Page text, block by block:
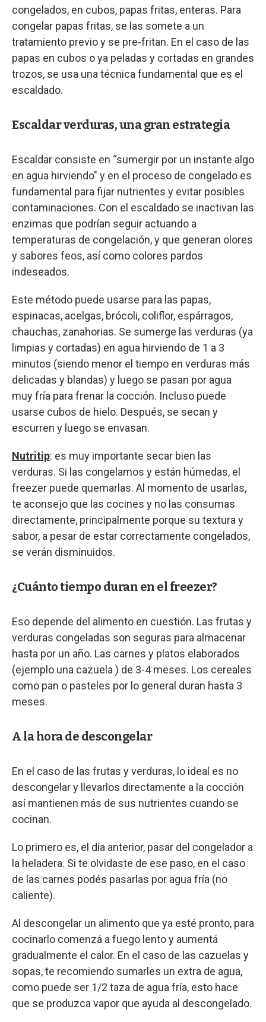
congelados, en cubos, papas fritas, enteras. Para
congelar papas fritas, se las somete a un
tratamiento previo y se pre-fritan. En el caso de las
papas en cubos o ya peladas y cortadas en grandes
trozos, se usa una técnica fundamental que es el
escaldado.
Escaldar verduras, una gran estrategia
Escaldar consiste en “sumergir por un instante algo
en agua hirviendo" y en el proceso de congelado es
fundamental para fijar nutrientes y evitar posibles
contaminaciones. Con el escaldado se inactivan las
enzimas que podrían seguir actuando a
temperaturas de congelación, y que generan olores
y sabores feos, así como colores pardos
indeseados.
Este método puede usarse para las papas,
espinacas, acelgas, brócoli, coliflor, espárragos,
chauchas, zanahorias. Se sumerge las verduras (ya
limpias y cortadas) en agua hirviendo de 1 a 3
minutos (siendo menor el tiempo en verduras más
delicadas y blandas) y luego se pasan por agua
muy fría para frenar la cocción. Incluso puede
usarse cubos de hielo. Después, se secan y
escurren y luego se envasan.
Nutritip: es muy importante secar bien las
verduras. Si las congelamos y están húmedas, el
freezer puede quemarlas. Al momento de usarlas,
te aconsejo que las cocines y no las consumas
directamente, principalmente porque su textura y
sabor, a pesar de estar correctamente congelados,
se verán disminuidos.
¿Cuánto tiempo duran en el freezer?
Eso depende del alimento en cuestión. Las frutas y
verduras congeladas son seguras para almacenar
hasta por un año. Las carnes y platos elaborados
(ejemplo una cazuela ) de 3-4 meses. Los cereales
como pan o pasteles por lo general duran hasta 3
meses.
A la hora de descongelar
En el caso de las frutas y verduras, lo ideal es no
descongelar y llevarlos directamente a la cocción
así mantienen más de sus nutrientes cuando se
cocinan.
Lo primero es, el día anterior, pasar del congelador a
la heladera. Si te olvidaste de ese paso, en el caso
de las carnes podés pasarlas por agua fría (no
caliente).
Al descongelar un alimento que ya esté pronto, para
cocinarlo comenzá a fuego lento y aumentá
gradualmente el calor. En el caso de las cazuelas y
sopas, te recomiendo sumarles un extra de agua,
como puede ser 1/2 taza de agua fría, esto hace
que se produzca vapor que ayuda al descongelado.